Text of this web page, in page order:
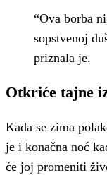
“Ova borba
sopstvenoj
priznala je.
Otkriće tajne
Kada se zima
je i konačna noć
će joj promeniti